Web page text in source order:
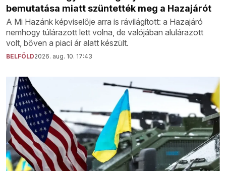
bemutatása miatt szüntették meg a Hazajárót
A Mi Hazánk képviselője arra is rávilágított: a Hazajáró
nemhogy túlárazott lett volna, de valójában alulárazott
volt, bőven a piaci ár alatt készült.
BELFÖLD2026. aug. 10. 17:43